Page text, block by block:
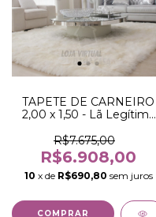
TAPETE DE CARNEIRO
2,00 x 1,50 - Lã Legítima
R$7.675,00
R$6.908,00
10 x de R$690,80 sem juros